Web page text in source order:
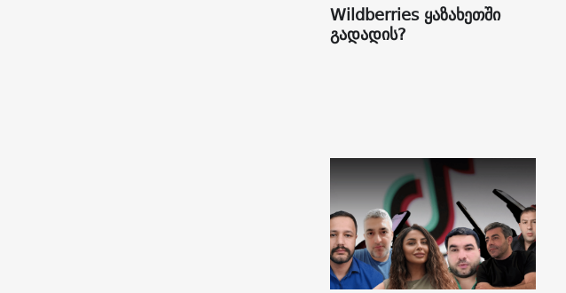
Wildberries ყაზახეთში
გადადის?